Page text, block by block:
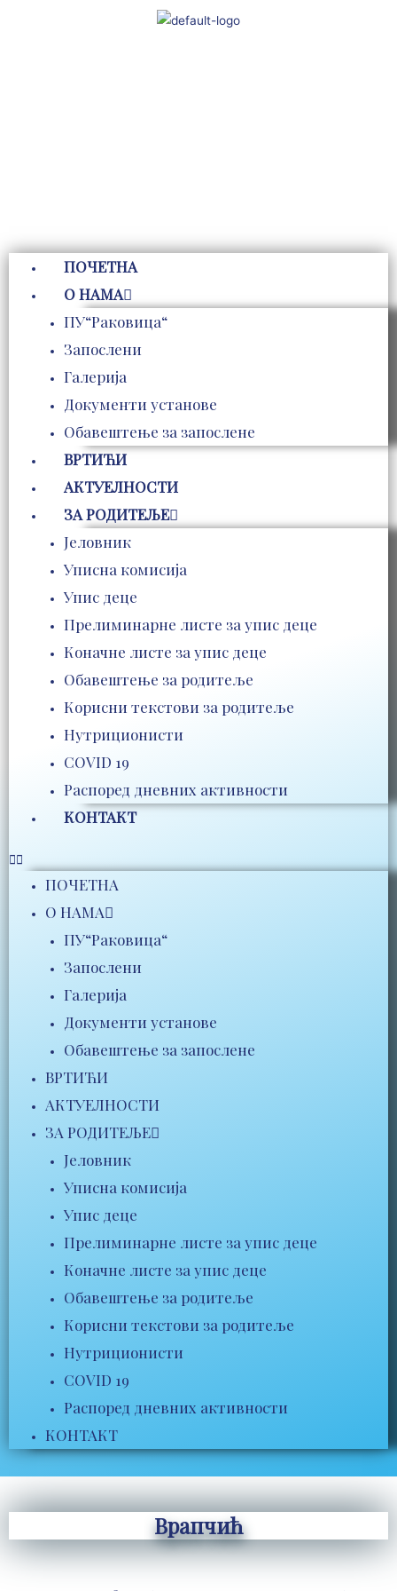
ПОЧЕТНА
О НАМА
ПУ“Раковица“
Запослени
Галерија
Документи установе
Обавештење за запослене
ВРТИЋИ
АКТУЕЛНОСТИ
ЗА РОДИТЕЉЕ
Јеловник
Уписна комисија
Упис деце
Прелиминарне листе за упис деце
Коначне листе за упис деце
Обавештење за родитеље
Корисни текстови за родитеље
Нутриционисти
COVID 19
Распоред дневних активности
КОНТАКТ
ПОЧЕТНА
О НАМА
ПУ“Раковица“
Запослени
Галерија
Документи установе
Обавештење за запослене
ВРТИЋИ
АКТУЕЛНОСТИ
ЗА РОДИТЕЉЕ
Јеловник
Уписна комисија
Упис деце
Прелиминарне листе за упис деце
Коначне листе за упис деце
Обавештење за родитеље
Корисни текстови за родитеље
Нутриционисти
COVID 19
Распоред дневних активности
КОНТАКТ
Врапчић